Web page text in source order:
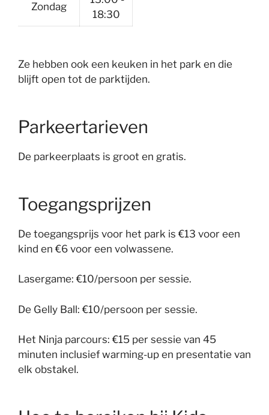
Zondag
18:30
Ze hebben ook een keuken in het park en die
blijft open tot de parktijden.
Parkeertarieven
De parkeerplaats is groot en gratis.
Toegangsprijzen
De toegangsprijs voor het park is €13 voor een
kind en €6 voor een volwassene.
Lasergame: €10/persoon per sessie.
De Gelly Ball: €10/persoon per sessie.
Het Ninja parcours: €15 per sessie van 45
minuten inclusief warming-up en presentatie van
elk obstakel.